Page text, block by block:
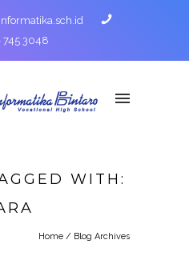
745 3048
WITH:
Home / Blog Archives